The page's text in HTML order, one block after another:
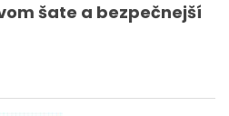
šate a bezpečnejší